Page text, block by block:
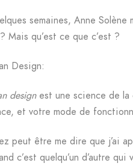
semaines, Anne
Mais qu’est ce que c’est ?
Design:
designest une science de la
et votre mode de
peut être me dire que j’ai
c’est quelqu’un d’autre